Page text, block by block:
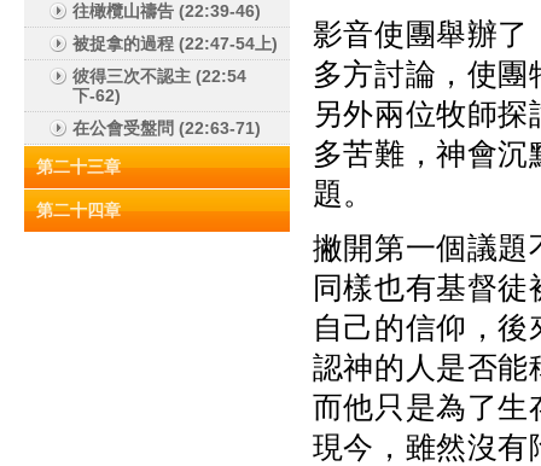
往橄欖山禱告 (22:39-46)
被捉拿的過程 (22:47-54上)
彼得三次不認主 (22:54
下-62)
在公會受盤問 (22:63-71)
第二十三章
第二十四章
影音使團舉辦了
多方討論，使
另外兩位牧師
多苦難，神會
題。
撇開第一個議題
同樣也有基督
自己的信仰，
認神的人是否能
而他只是為了生
現今，雖然沒有